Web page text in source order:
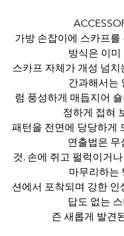
가방 손잡이에 스카프
방식은 이미
스카프 자체가 개성 넘
간과해서는
럼 풍성하게 매듭지어
정하게 접혀
패턴을 전면에 당당하게
연출법은 무
것. 손에 쥐고 펄럭이거
마무리하는
션에서 포착되며 강한 인
답도 없는
즌 새롭게 발견